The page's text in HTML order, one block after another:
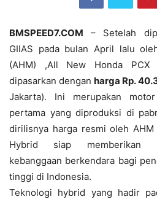
BMSPEED7.COM – Setelah
GIIAS pada bulan April lalu
(AHM) ,All New Honda PCX
dipasarkan dengan harga Rp.
Jakarta). Ini merupakan
pertama yang diproduksi di
dirilisnya harga resmi oleh
Hybrid siap memberikan
kebanggaan berkendara bagi
tinggi di Indonesia.
Teknologi hybrid yang hadir